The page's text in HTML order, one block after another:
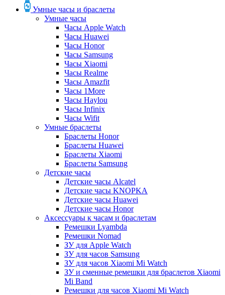
Умные часы и браслеты
Умные часы
Часы Apple Watch
Часы Huawei
Часы Honor
Часы Samsung
Часы Xiaomi
Часы Realme
Часы Amazfit
Часы 1More
Часы Haylou
Часы Infinix
Часы Wifit
Умные браслеты
Браслеты Honor
Браслеты Huawei
Браслеты Xiaomi
Браслеты Samsung
Детские часы
Детские часы Alcatel
Детские часы KNOPKA
Детские часы Huawei
Детские часы Honor
Аксессуары к часам и браслетам
Ремешки Lyambda
Ремешки Nomad
ЗУ для Apple Watch
ЗУ для часов Samsung
ЗУ для часов Xiaomi Mi Watch
ЗУ и сменные ремешки для браслетов Xiaomi
Mi Band
Ремешки для часов Xiaomi Mi Watch